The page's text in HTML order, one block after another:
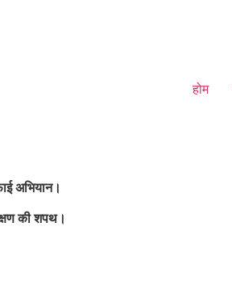
होम
अभियान।
की शपथ।